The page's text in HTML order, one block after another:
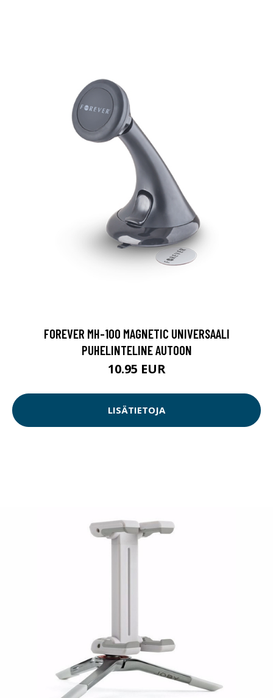
FOREVER MH-100 MAGNETIC UNIVERSAALI
PUHELINTELINE AUTOON
10.95 EUR
LISÄTIETOJA